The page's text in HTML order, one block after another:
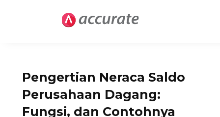
Pengertian Neraca Saldo
Perusahaan Dagang:
Fungsi, dan Contohnya